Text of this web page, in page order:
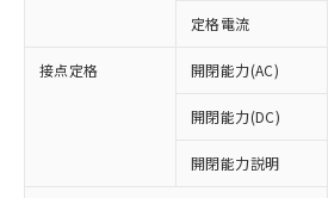
定格電流
接点定格 開閉能力(AC)
開閉能力(DC)
開閉能力説明
※1 対応状況
対応済み：EU RoHS指